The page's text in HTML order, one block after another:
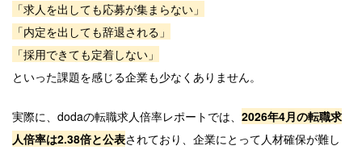
「求人を出しても応募が集まらない」
「内定を出しても辞退される」
「採用できても定着しない」
といった課題を感じる企業も少なくありません。
実際に、dodaの転職求人倍率レポートでは、 2026年4月の転職求
人倍率は2.38倍と公表されており、企業にとって人材確保が難し